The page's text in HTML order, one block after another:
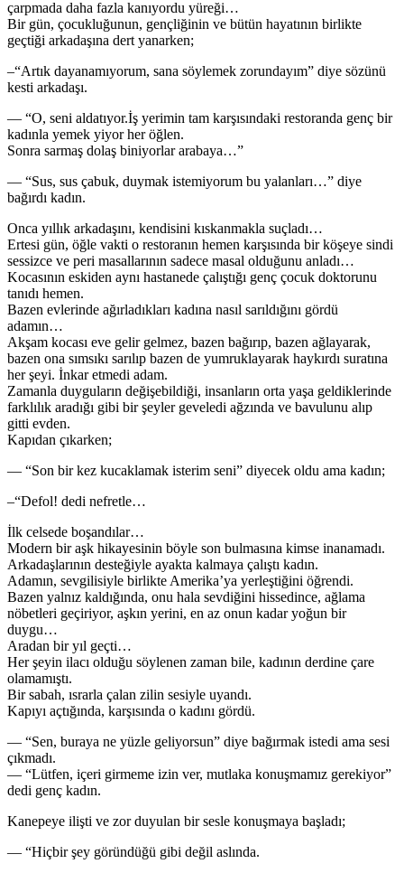
çarpmada daha fazla kanıyordu yüreği…
Bir gün, çocukluğunun, gençliğinin ve bütün hayatının birlikte
geçtiği arkadaşına dert yanarken;
–“Artık dayanamıyorum, sana söylemek zorundayım” diye sözünü
kesti arkadaşı.
— “O, seni aldatıyor.İş yerimin tam karşısındaki restoranda genç bir
kadınla yemek yiyor her öğlen.
Sonra sarmaş dolaş biniyorlar arabaya…”
— “Sus, sus çabuk, duymak istemiyorum bu yalanları…” diye
bağırdı kadın.
Onca yıllık arkadaşını, kendisini kıskanmakla suçladı…
Ertesi gün, öğle vakti o restoranın hemen karşısında bir köşeye sindi
sessizce ve peri masallarının sadece masal olduğunu anladı…
Kocasının eskiden aynı hastanede çalıştığı genç çocuk doktorunu
tanıdı hemen.
Bazen evlerinde ağırladıkları kadına nasıl sarıldığını gördü
adamın…
Akşam kocası eve gelir gelmez, bazen bağırıp, bazen ağlayarak,
bazen ona sımsıkı sarılıp bazen de yumruklayarak haykırdı suratına
her şeyi. İnkar etmedi adam.
Zamanla duyguların değişebildiği, insanların orta yaşa geldiklerinde
farklılık aradığı gibi bir şeyler geveledi ağzında ve bavulunu alıp
gitti evden.
Kapıdan çıkarken;
— “Son bir kez kucaklamak isterim seni” diyecek oldu ama kadın;
–“Defol! dedi nefretle…
İlk celsede boşandılar…
Modern bir aşk hikayesinin böyle son bulmasına kimse inanamadı.
Arkadaşlarının desteğiyle ayakta kalmaya çalıştı kadın.
Adamın, sevgilisiyle birlikte Amerika’ya yerleştiğini öğrendi.
Bazen yalnız kaldığında, onu hala sevdiğini hissedince, ağlama
nöbetleri geçiriyor, aşkın yerini, en az onun kadar yoğun bir
duygu…
Aradan bir yıl geçti…
Her şeyin ilacı olduğu söylenen zaman bile, kadının derdine çare
olamamıştı.
Bir sabah, ısrarla çalan zilin sesiyle uyandı.
Kapıyı açtığında, karşısında o kadını gördü.
— “Sen, buraya ne yüzle geliyorsun” diye bağırmak istedi ama sesi
çıkmadı.
— “Lütfen, içeri girmeme izin ver, mutlaka konuşmamız gerekiyor”
dedi genç kadın.
Kanepeye ilişti ve zor duyulan bir sesle konuşmaya başladı;
— “Hiçbir şey göründüğü gibi değil aslında.